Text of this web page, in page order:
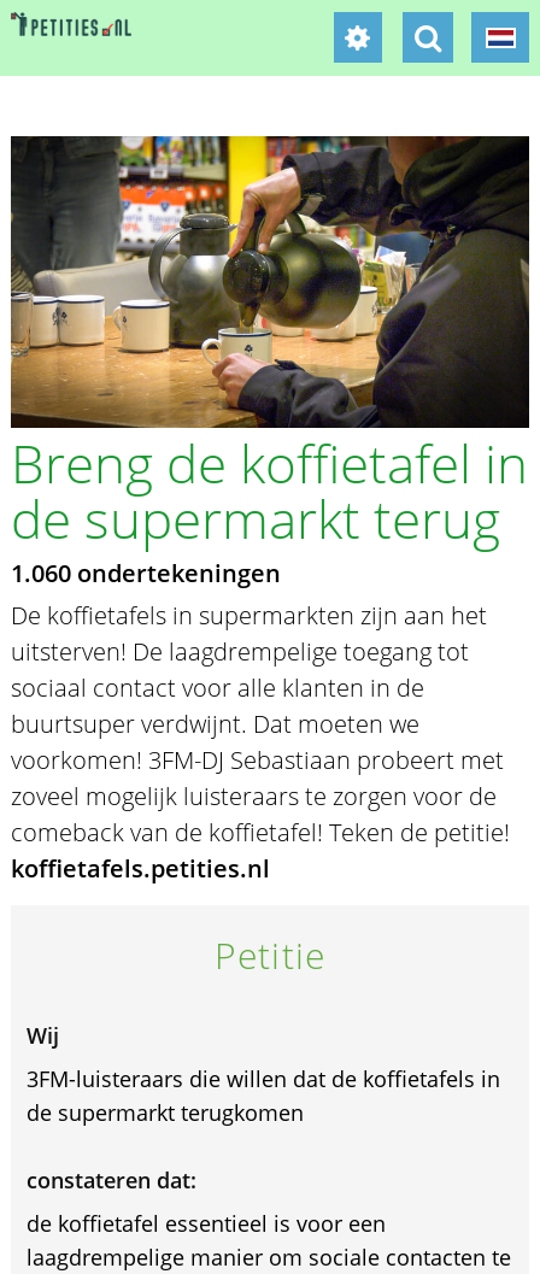
Breng de koffietafel in
de supermarkt terug
1.060 ondertekeningen
De koffietafels in supermarkten zijn aan het
uitsterven! De laagdrempelige toegang tot
sociaal contact voor alle klanten in de
buurtsuper verdwijnt. Dat moeten we
voorkomen! 3FM-DJ Sebastiaan probeert met
zoveel mogelijk luisteraars te zorgen voor de
comeback van de koffietafel! Teken de petitie!
koffietafels.petities.nl
Petitie
Wij
3FM-luisteraars die willen dat de koffietafels in
de supermarkt terugkomen
constateren dat:
de koffietafel essentieel is voor een
laagdrempelige manier om sociale contacten te